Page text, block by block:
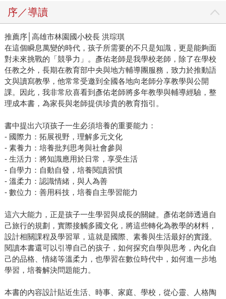
序／導讀
推薦序│高雄市林園國小校長 洪琮琪
在這個瞬息萬變的時代，孩子所需要的不只是知識，更是能夠面
對未來挑戰的「競爭力」。彥佑老師是我學校老師，除了在學校
任教之外，長期在教育部中央與地方輔導團服務，致力於推動語
文與讀寫教學，他常常受邀到全國各地向老師分享教學與公開
課。因此，我非常欣喜看到彥佑老師將多年教學與輔導經驗，整
理成本書，為家長與老師提供珍貴的教育指引。
書中提出六項孩子一生必須培養的重要能力：
- 國際力：拓展視野，理解多元文化
- 素養力：培養批判思考與社會參與
- 生活力：將知識應用於日常，享受生活
- 自學力：自動自發，培養閱讀習慣
- 溫柔力：認識情緒，與人為善
- 數位力：善用科技，培養自主學習能力
這六大能力，正是孩子一生學習與成長的關鍵。彥佑老師透過自
己旅行的規劃，實際接觸多國文化，將這些轉化為教學的材料，
設計相關課程及學習單，這就是國際、素養與生活最好的實踐。
閱讀本書還可以引導自己的孩子，如何探究自學與思考，內化自
己的品格、情緒等溫柔力，也學習在數位時代中，如何進一步地
學習，培養解決問題能力。
本書的內容設計貼近生活、時事、家庭、學校，從心靈、人格陶